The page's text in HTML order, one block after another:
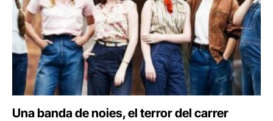
Una banda de noies, el terror del carrer